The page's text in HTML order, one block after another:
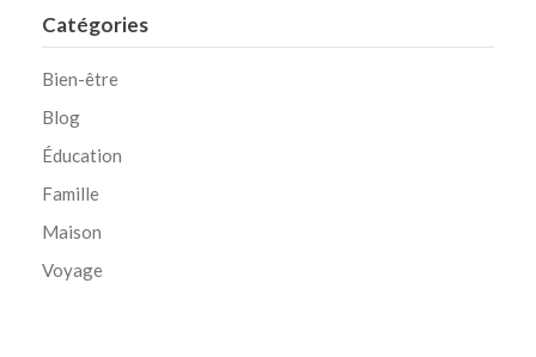
Catégories
Bien-être
Blog
Éducation
Famille
Maison
Voyage